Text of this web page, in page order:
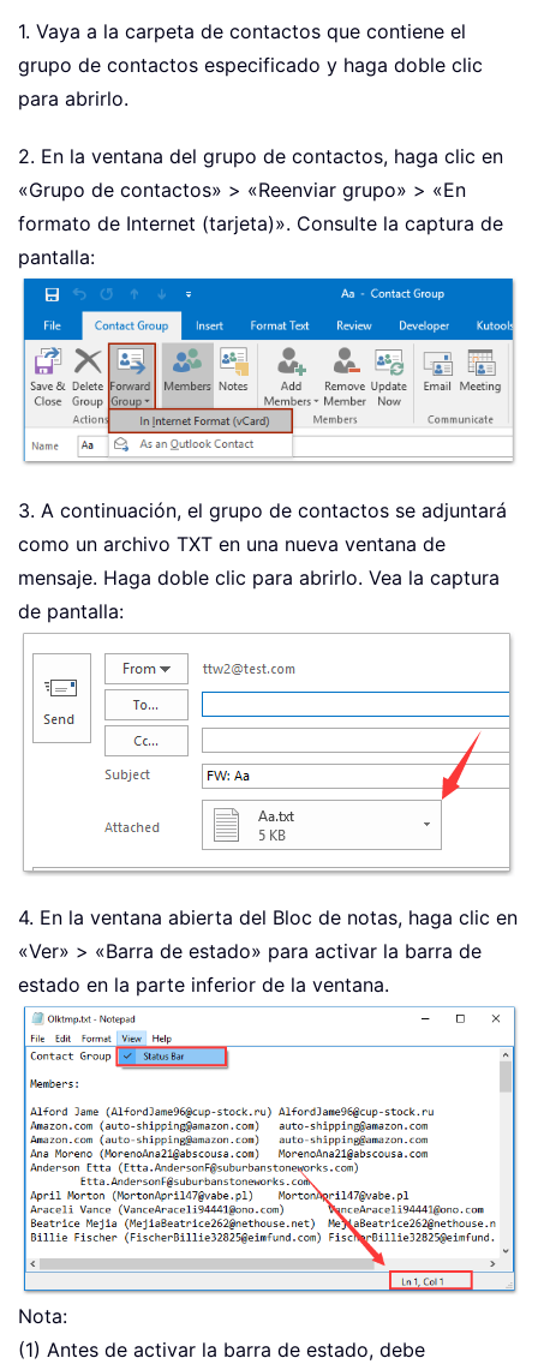
1. Vaya a la carpeta de contactos que contiene el
grupo de contactos especificado y haga doble clic
para abrirlo.
2. En la ventana del grupo de contactos, haga clic en
«Grupo de contactos» > «Reenviar grupo» > «En
formato de Internet (tarjeta)». Consulte la captura de
pantalla:
3. A continuación, el grupo de contactos se adjuntará
como un archivo TXT en una nueva ventana de
mensaje. Haga doble clic para abrirlo. Vea la captura
de pantalla:
4. En la ventana abierta del Bloc de notas, haga clic en
«Ver» > «Barra de estado» para activar la barra de
estado en la parte inferior de la ventana.
Nota:
(1) Antes de activar la barra de estado, debe